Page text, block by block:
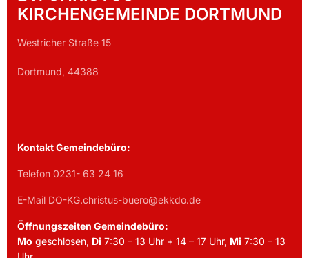
KIRCHENGEMEINDE DORTMUND
Westricher Straße 15
Dortmund, 44388
Kontakt Gemeindebüro:
Telefon 0231- 63 24 16
E-Mail DO-KG.christus-buero@ekkdo.de
Öffnungszeiten Gemeindebüro:
Mo geschlosen, Di 7:30 – 13 Uhr + 14 – 17 Uhr, Mi 7:30 – 13